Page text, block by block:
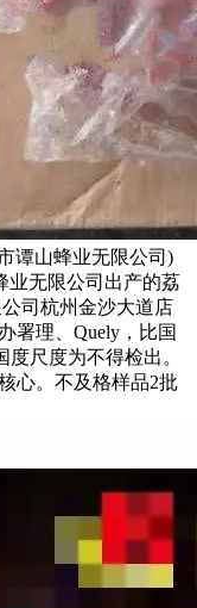
谭山蜂业无限公司)
业无限公司出产的荔
司杭州金沙大道店
署理、Quely，比国
度尺度为不得检出。
心。不及格样品2批